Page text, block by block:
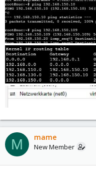
M mame
New Member